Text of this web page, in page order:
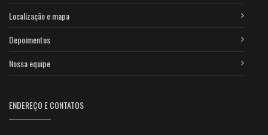
Localização e mapa
Depoimentos
Nossa equipe
ENDEREÇO E CONTATOS